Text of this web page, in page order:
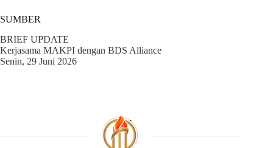
SUMBER
BRIEF UPDATE
Kerjasama MAKPI dengan BDS Alliance
Senin, 29 Juni 2026